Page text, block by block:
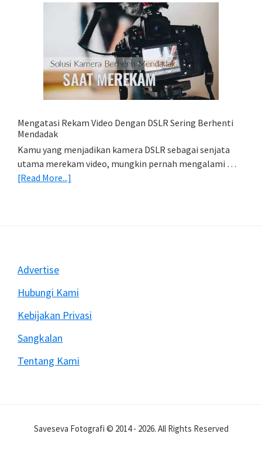
Mobile:
Cara
Simpan
Foto
Di
HP
(Export
Import
Mengatasi Rekam Video Dengan DSLR Sering Berhenti
Mendadak
Kamu yang menjadikan kamera DSLR sebagai senjata
utama merekam video, mungkin pernah mengalami …
[Read More...]
Mendadak
Footer
Advertise
Hubungi Kami
Kebijakan Privasi
Sangkalan
Tentang Kami
Saveseva Fotografi © 2014 - 2026. All Rights Reserved